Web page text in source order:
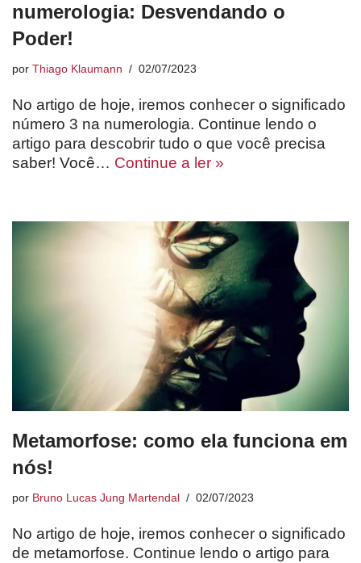
numerologia: Desvendando o
Poder!
por Thiago Klaumann 02/07/2023
No artigo de hoje, iremos conhecer o significado
número 3 na numerologia. Continue lendo o
artigo para descobrir tudo o que você precisa
saber! Você… Continue a ler »
Metamorfose: como ela funciona em
nós!
por Bruno Lucas Jung Martendal 02/07/2023
No artigo de hoje, iremos conhecer o significado
de metamorfose. Continue lendo o artigo para